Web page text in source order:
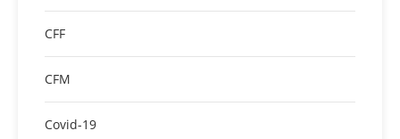
CFF
CFM
Covid-19